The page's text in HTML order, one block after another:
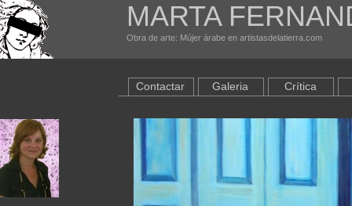
MARTA
Obra de arte: Mújer árabe en artistasdelatierra.com
Contactar Galeria Crítica